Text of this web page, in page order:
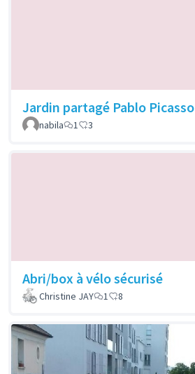
Jardin partagé Pablo Picasso
nabila
1 3
Abri/box à vélo sécurisé
Christine JAY
1 8